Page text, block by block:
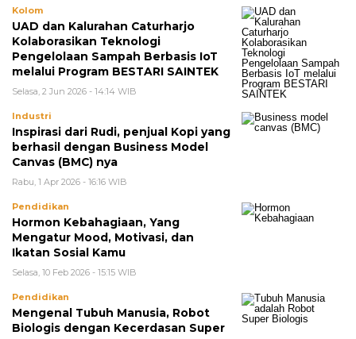
Kolom
UAD dan Kalurahan Caturharjo
Kolaborasikan Teknologi
Pengelolaan Sampah Berbasis IoT
melalui Program BESTARI SAINTEK
Selasa, 2 Jun 2026 - 14:14 WIB
Industri
Inspirasi dari Rudi, penjual Kopi yang
berhasil dengan Business Model
Canvas (BMC) nya
Rabu, 1 Apr 2026 - 16:16 WIB
Pendidikan
Hormon Kebahagiaan, Yang
Mengatur Mood, Motivasi, dan
Ikatan Sosial Kamu
Selasa, 10 Feb 2026 - 15:15 WIB
Pendidikan
Mengenal Tubuh Manusia, Robot
Biologis dengan Kecerdasan Super